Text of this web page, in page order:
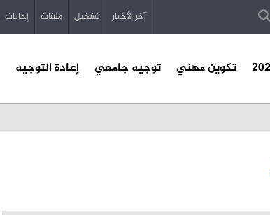
آخر الأخبار تشغيل ملفات إجابات
تكوين مهني توجيه جامعي إعادة التوجيه